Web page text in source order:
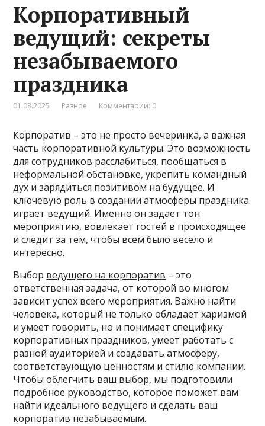
Корпоративный
ведущий: секреты
незабываемого
праздника
01.08.2025 Разное Комментарии: 0
Корпоратив – это не просто вечеринка, а важная
часть корпоративной культуры. Это возможность
для сотрудников расслабиться, пообщаться в
неформальной обстановке, укрепить командный
дух и зарядиться позитивом на будущее. И
ключевую роль в создании атмосферы праздника
играет ведущий. Именно он задает тон
мероприятию, вовлекает гостей в происходящее
и следит за тем, чтобы всем было весело и
интересно.
Выбор ведущего на корпоратив – это
ответственная задача, от которой во многом
зависит успех всего мероприятия. Важно найти
человека, который не только обладает харизмой
и умеет говорить, но и понимает специфику
корпоративных праздников, умеет работать с
разной аудиторией и создавать атмосферу,
соответствующую ценностям и стилю компании.
Чтобы облегчить ваш выбор, мы подготовили
подробное руководство, которое поможет вам
найти идеального ведущего и сделать ваш
корпоратив незабываемым.